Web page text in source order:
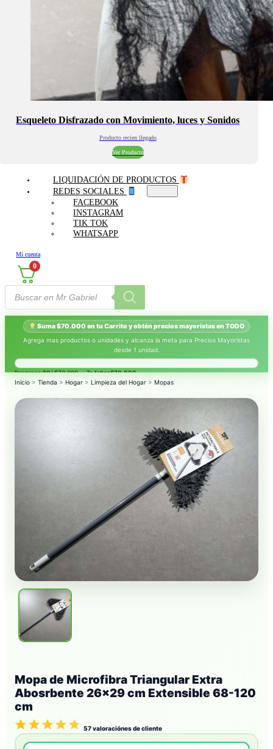
Esqueleto Disfrazado con Movimiento, luces y Sonidos
Producto recien llegado
Ver Producto
LIQUIDACIÓN DE PRODUCTOS
REDES SOCIALES
FACEBOOK
INSTAGRAM
TIK TOK
WHATSAPP
Mi cuenta
0
Búsqueda
productos
Suma $70.000 en tu Carrito y obtén precios mayoristas en TODO
Agrega mas productos o unidades y alcanza la meta para Precios Mayoristas
desde 1 unidad.
Progreso:$0/ $70.000 — Te faltan$70.000.
Inicio > Tienda > Hogar > Limpieza del Hogar > Mopas
Mopa de Microfibra Triangular Extra
Abosrbente 26×29 cm Extensible 68-120
cm
57valoraciónes de cliente